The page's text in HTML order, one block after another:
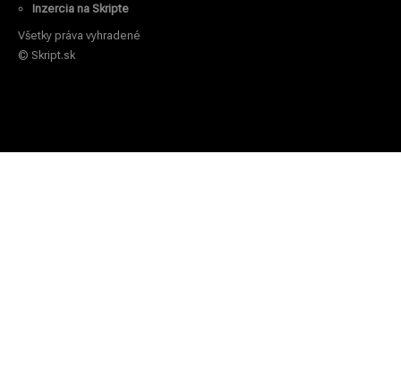
Inzercia na Skripte
Všetky práva vyhradené
© Skript.sk